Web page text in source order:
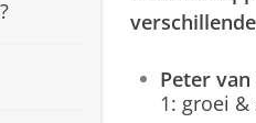
Peter
1: groei